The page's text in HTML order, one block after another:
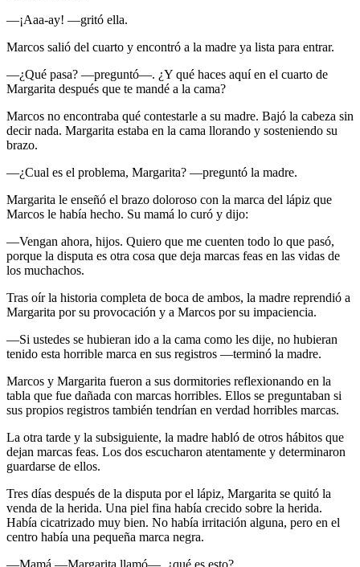
—¡Aaa-ay! —gritó ella.
Marcos salió del cuarto y encontró a la madre ya lista para entrar.
—¿Qué pasa? —preguntó—. ¿Y qué haces aquí en el cuarto de
Margarita después que te mandé a la cama?
Marcos no encontraba qué contestarle a su madre. Bajó la cabeza sin
decir nada. Margarita estaba en la cama llorando y sosteniendo su
brazo.
—¿Cual es el problema, Margarita? —preguntó la madre.
Margarita le enseñó el brazo doloroso con la marca del lápiz que
Marcos le había hecho. Su mamá lo curó y dijo:
—Vengan ahora, hijos. Quiero que me cuenten todo lo que pasó,
porque la disputa es otra cosa que deja marcas feas en las vidas de
los muchachos.
Tras oír la historia completa de boca de ambos, la madre reprendió a
Margarita por su provocación y a Marcos por su impaciencia.
—Si ustedes se hubieran ido a la cama como les dije, no hubieran
tenido esta horrible marca en sus registros —terminó la madre.
Marcos y Margarita fueron a sus dormitories reflexionando en la
tabla que fue dañada con marcas horribles. Ellos se preguntaban si
sus propios registros también tendrían en verdad horribles marcas.
La otra tarde y la subsiguiente, la madre habló de otros hábitos que
dejan marcas feas. Los dos escucharon atentamente y determinaron
guardarse de ellos.
Tres días después de la disputa por el lápiz, Margarita se quitó la
venda de la herida. Una piel fina había crecido sobre la herida.
Había cicatrizado muy bien. No había irritación alguna, pero en el
centro había una pequeña marca negra.
—Mamá —Margarita llamó—, ¿qué es esto?